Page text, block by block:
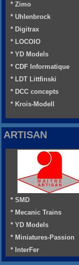
* Zimo
* Uhlenbrock
* Digitrax
* LOCOIO
* YD Models
* CDF Informatique
* LDT Littfinski
* DCC concepts
* Krois-Modell
ARTISAN
* SMD
* Mecanic Trains
* YD Models
* Miniatures-Passion
* InterFer